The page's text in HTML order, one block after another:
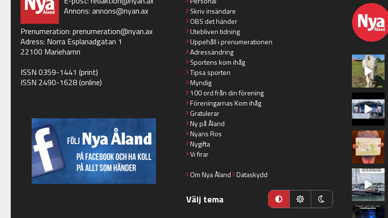
Annons: annons@nyan.ax
Prenumeration: prenumeration@nyan.ax
Adress: Norra Esplanadgatan 1
22100 Mariehamn
ISSN 0359-1441 (print)
ISSN 2490-1628 (online)
Skriv insändare
OBS det händer
Utebliven tidning
Uppehåll i prenumerationen
Adressändring
Sportens kom ihåg
Tipsa sporten
Myndig
100 ord från din förening
Föreningarnas Kom ihåg
Gratulerar
Ny på Åland
Nyans Ros
Nygifta
Vi firar
Om Nya Åland Dataskydd
Välj tema